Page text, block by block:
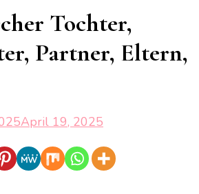
Tochter,
Partner, Eltern,
April 19, 2025